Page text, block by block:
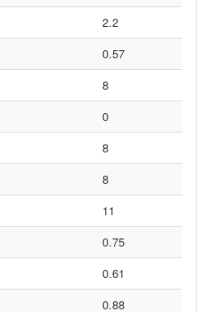
2.2
0.57
8
0
8
8
11
0.75
0.61
0.88